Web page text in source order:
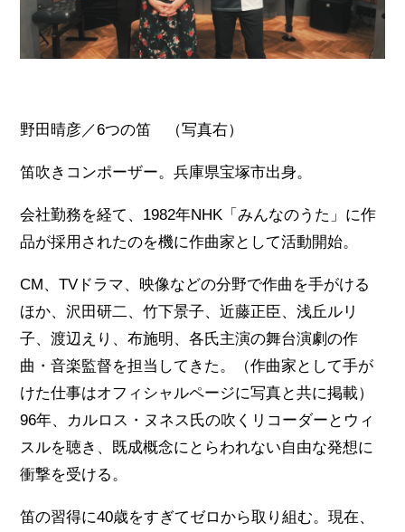
野田晴彦／6つの笛 （写真右）
笛吹きコンポーザー。兵庫県宝塚市出身。
会社勤務を経て、1982年NHK「みんなのうた」に作
品が採用されたのを機に作曲家として活動開始。
CM、TVドラマ、映像などの分野で作曲を手がける
ほか、沢田研二、竹下景子、近藤正臣、浅丘ルリ
子、渡辺えり、布施明、各氏主演の舞台演劇の作
曲・音楽監督を担当してきた。（作曲家として手が
けた仕事はオフィシャルページに写真と共に掲載）
96年、カルロス・ヌネス氏の吹くリコーダーとウィ
スルを聴き、既成概念にとらわれない自由な発想に
衝撃を受ける。
笛の習得に40歳をすぎてゼロから取り組む。現在、